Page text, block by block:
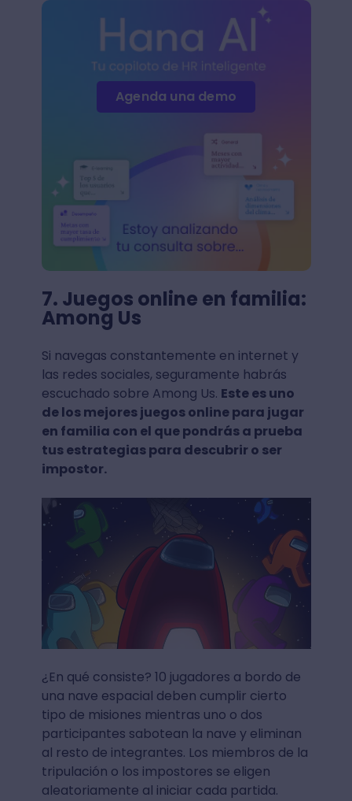
Agenda una demo
7. Juegos online en familia:
Among Us
Si navegas constantemente en internet y
las redes sociales, seguramente habrás
escuchado sobre Among Us. Este es uno
de los mejores juegos online para jugar
en familia con el que pondrás a prueba
tus estrategias para descubrir o ser
impostor.
¿En qué consiste? 10 jugadores a bordo de
una nave espacial deben cumplir cierto
tipo de misiones mientras uno o dos
participantes sabotean la nave y eliminan
al resto de integrantes. Los miembros de la
tripulación o los impostores se eligen
aleatoriamente al iniciar cada partida.